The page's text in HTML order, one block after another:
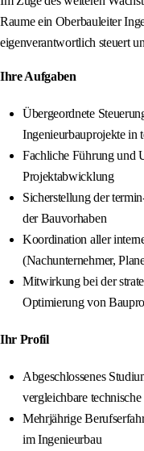
Raume ein Oberbauleiter
eigenverantwortlich steuert
Ihre Aufgaben
Übergeordnete
Ingenieurbauprojekte in
Fachliche Führung und
Projektabwicklung
Sicherstellung der
der Bauvorhaben
Koordination aller
(Nachunternehmer,
Mitwirkung bei der
Optimierung von
Ihr Profil
Abgeschlossenes
vergleichbare
Mehrjährige
im Ingenieurbau